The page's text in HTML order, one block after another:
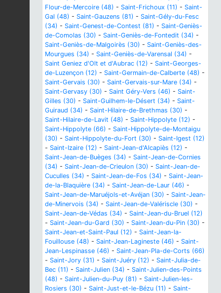
Flour-de-Mercoire (48) - Saint-Frichoux (11) - Saint-
Gal (48) - Saint-Gauzens (81) - Saint-Gély-du-Fesc
(34) - Saint-Genest-de-Contest (81) - Saint-Geniès-
de-Comolas (30) - Saint-Geniès-de-Fontedit (34) -
Saint-Geniès-de-Malgoirès (30) - Saint-Geniès-des-
Mourgues (34) - Saint-Geniès-de-Varensal (34) -
Saint Geniez d'Olt et d'Aubrac (12) - Saint-Georges-
de-Luzençon (12) - Saint-Germain-de-Calberte (48) -
Saint-Gervais (30) - Saint-Gervais-sur-Mare (34) -
Saint-Gervasy (30) - Saint Géry-Vers (46) - Saint-
Gilles (30) - Saint-Guilhem-le-Désert (34) - Saint-
Guiraud (34) - Saint-Hilaire-de-Brethmas (30) -
Saint-Hilaire-de-Lavit (48) - Saint-Hippolyte (12) -
Saint-Hippolyte (66) - Saint-Hippolyte-de-Montaigu
(30) - Saint-Hippolyte-du-Fort (30) - Saint-Igest (12)
- Saint-Izaire (12) - Saint-Jean-d'Alcapiès (12) -
Saint-Jean-de-Buèges (34) - Saint-Jean-de-Cornies
(34) - Saint-Jean-de-Crieulon (30) - Saint-Jean-de-
Cuculles (34) - Saint-Jean-de-Fos (34) - Saint-Jean-
de-la-Blaquière (34) - Saint-Jean-de-Laur (46) -
Saint-Jean-de-Maruéjols-et-Avéjan (30) - Saint-Jean-
de-Minervois (34) - Saint-Jean-de-Valériscle (30) -
Saint-Jean-de-Védas (34) - Saint-Jean-du-Bruel (12)
- Saint-Jean-du-Gard (30) - Saint-Jean-du-Pin (30) -
Saint-Jean-et-Saint-Paul (12) - Saint-Jean-la-
Fouillouse (48) - Saint-Jean-Lagineste (46) - Saint-
Jean-Lespinasse (46) - Saint-Jean-Pla-de-Corts (66)
- Saint-Jory (31) - Saint-Juéry (12) - Saint-Julia-de-
Bec (11) - Saint-Julien (34) - Saint-Julien-des-Points
(48) - Saint-Julien-du-Puy (81) - Saint-Julien-les-
Rosiers (30) - Saint-Just-et-le-Bézu (11) - Saint-